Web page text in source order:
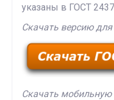
указаны в ГОСТ
Скачать версию
Скачать